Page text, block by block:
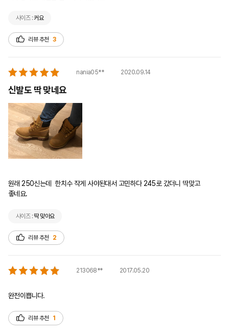
사이즈 :커요
리뷰 추천 3
nania05** 2020.09.14
신발도 딱 맞네요
원래 250신는데  한치수 작게 사야된대서 고민하다 245로 갔더니 딱맞고
좋네요.
사이즈 : 딱 맞아요
리뷰 추천 2
213068** 2017.05.20
완전이쁩니다.
리뷰 추천 1